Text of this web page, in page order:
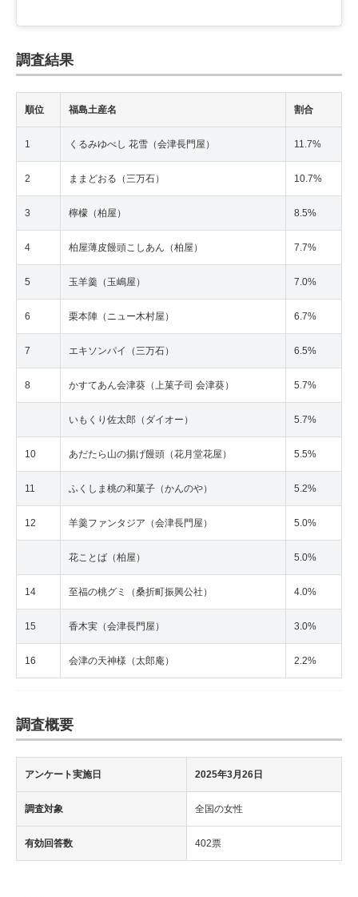
調査結果
順位 福島土産名 割合
1 くるみゆべし 花雪（会津長門屋） 11.7%
2 ままどおる（三万石） 10.7%
3 檸檬（柏屋） 8.5%
4 柏屋薄皮饅頭こしあん（柏屋） 7.7%
5 玉羊羹（玉嶋屋） 7.0%
6 栗本陣（ニュー木村屋） 6.7%
7 エキソンパイ（三万石） 6.5%
8 かすてあん会津葵（上菓子司 会津葵） 5.7%
いもくり佐太郎（ダイオー） 5.7%
10 あだたら山の揚げ饅頭（花月堂花屋） 5.5%
11 ふくしま桃の和菓子（かんのや） 5.2%
12 羊羹ファンタジア（会津長門屋） 5.0%
花ことば（柏屋） 5.0%
14 至福の桃グミ（桑折町振興公社） 4.0%
15 香木実（会津長門屋） 3.0%
16 会津の天神様（太郎庵） 2.2%
調査概要
アンケート実施日 2025年3月26日
調査対象 全国の女性
有効回答数 402票